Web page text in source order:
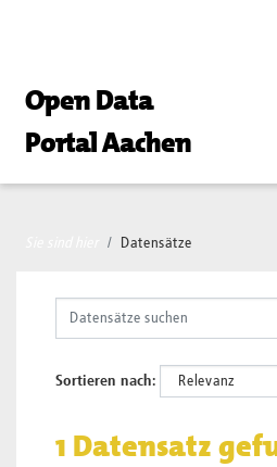
Open Data
Portal Aachen
Datensätze
Sortieren nach
1 Datensatz